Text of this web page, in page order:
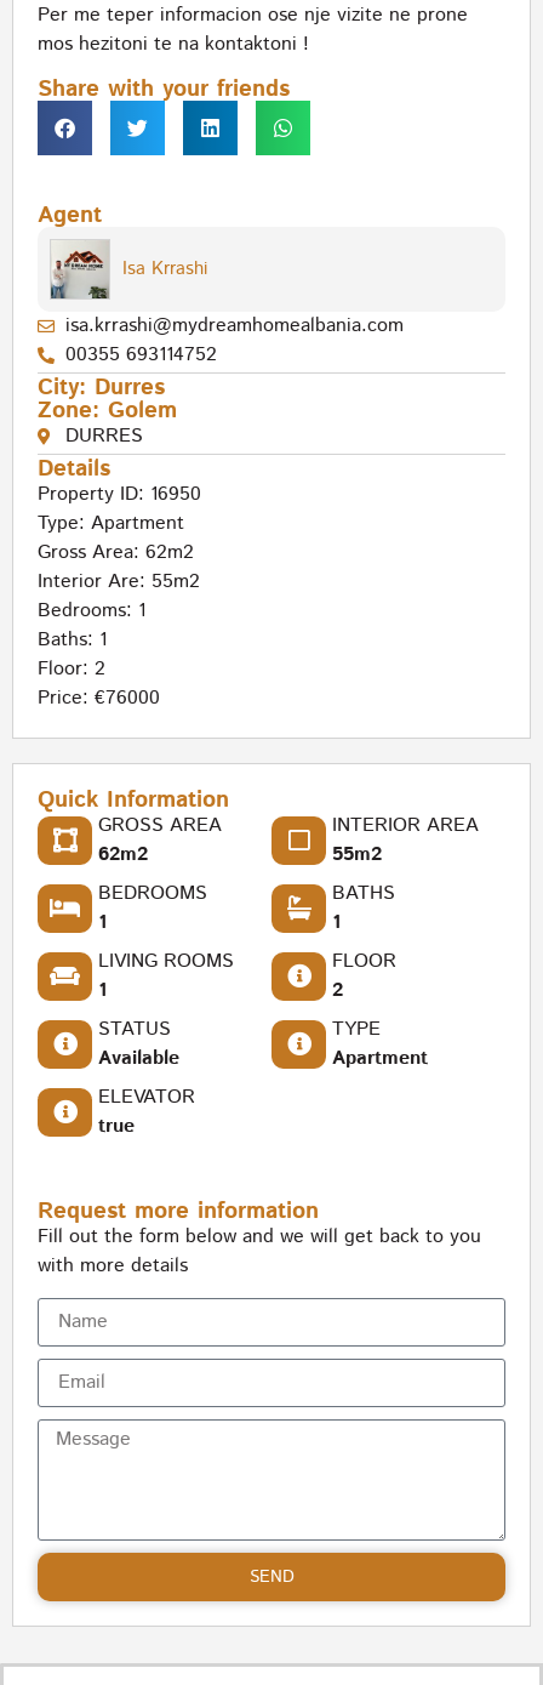
Per me teper informacion ose nje vizite ne prone
mos hezitoni te na kontaktoni !
Share with your friends
Agent
Isa Krrashi
isa.krrashi@mydreamhomealbania.com
00355 693114752
City: Durres
Zone: Golem
DURRES
Details
Property ID: 16950
Type: Apartment
Gross Area: 62m2
Interior Are: 55m2
Bedrooms: 1
Baths: 1
Floor: 2
Price: €76000
Quick Information
GROSS AREA
62m2
INTERIOR AREA
55m2
BEDROOMS
1
BATHS
1
LIVING ROOMS
1
FLOOR
2
STATUS
Available
TYPE
Apartment
ELEVATOR
true
Request more information
Fill out the form below and we will get back to you
with more details
SEND